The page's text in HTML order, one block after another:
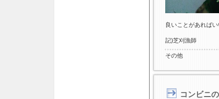
良いことがあれば
記)芝刈漁師
その他
コンビニ